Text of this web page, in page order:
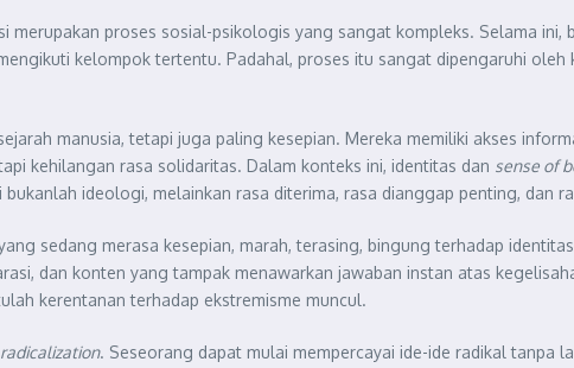
proses sosial-psikologis yang sangat kompleks. Selama ini,
kelompok tertentu. Padahal, proses itu sangat dipengaruhi oleh
manusia, tetapi juga paling kesepian. Mereka memiliki akses
kehilangan rasa solidaritas. Dalam konteks ini, identitas dan sense of
ideologi, melainkan rasa diterima, rasa dianggap penting, dan
sedang merasa kesepian, marah, terasing, bingung terhadap
dan konten yang tampak menawarkan jawaban instan atas
kerentanan terhadap ekstremisme muncul.
. Seseorang dapat mulai mempercayai ide-ide radikal tanpa